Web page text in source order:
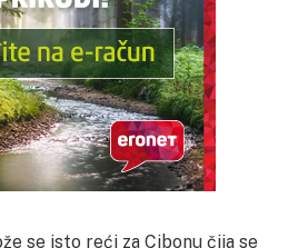
se isto reći za Cibonu čija se